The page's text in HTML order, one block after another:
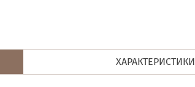
ХАРАКТЕРИСТИКИ